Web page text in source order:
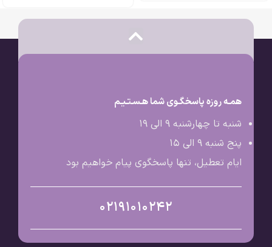
همـه روزه پاسخگـوی شما هـسـتـیـم
شنبه تا چهارشنبه 9 الی ۱۹
پنج شنبه 9 الی ۱۵
ایام تعطیل، تنها پاسخگوی پیام خواهیم بود
02191010242